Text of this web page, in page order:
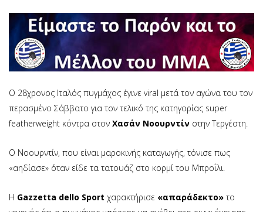
Ο 28χρονος Ιταλός πυγμάχος έγινε viral μετά τον αγώνα του τον
περασμένο Σάββατο για τον τελικό της κατηγορίας super
featherweight κόντρα στον Χασάν Νοουρντίν στην Τεργέστη.
Ο Νοουρντίν, που είναι μαροκινής καταγωγής, τόνισε πως
«αηδίασε» όταν είδε τα τατουάζ στο κορμί του Μπροΐλι.
Η Gazzetta dello Sport χαρακτήρισε «απαράδεκτο» το